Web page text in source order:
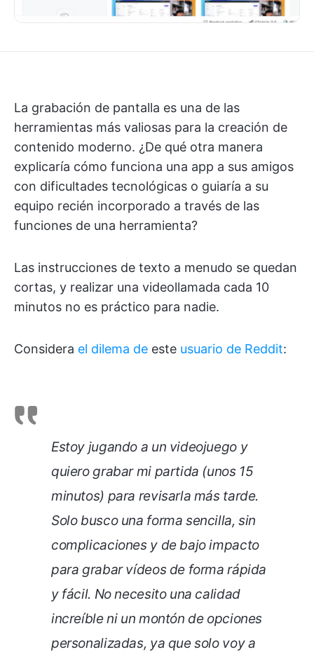
La grabación de pantalla es una de las
herramientas más valiosas para la creación de
contenido moderno. ¿De qué otra manera
explicaría cómo funciona una app a sus amigos
con dificultades tecnológicas o guiaría a su
equipo recién incorporado a través de las
funciones de una herramienta?
Las instrucciones de texto a menudo se quedan
cortas, y realizar una videollamada cada 10
minutos no es práctico para nadie.
Considera el dilema de este usuario de Reddit:
Estoy jugando a un videojuego y
quiero grabar mi partida (unos 15
minutos) para revisarla más tarde.
Solo busco una forma sencilla, sin
complicaciones y de bajo impacto
para grabar vídeos de forma rápida
y fácil. No necesito una calidad
increíble ni un montón de opciones
personalizadas, ya que solo voy a